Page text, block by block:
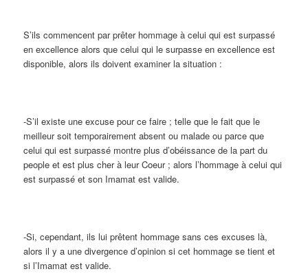
S’ils commencent par prêter hommage à celui qui est surpassé
en excellence alors que celui qui le surpasse en excellence est
disponible, alors ils doivent examiner la situation :
-S’il existe une excuse pour ce faire ; telle que le fait que le
meilleur soit temporairement absent ou malade ou parce que
celui qui est surpassé montre plus d’obéissance de la part du
people et est plus cher à leur Coeur ; alors l’hommage à celui qui
est surpassé et son Imamat est valide.
-Si, cependant, ils lui prêtent hommage sans ces excuses là,
alors il y a une divergence d’opinion si cet hommage se tient et
si l’Imamat est valide.